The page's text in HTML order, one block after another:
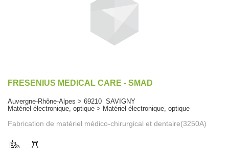
FRESENIUS MEDICAL CARE - SMAD
Auvergne-Rhône-Alpes > 69210 SAVIGNY
Matériel électronique, optique > Matériel électronique, optique
Fabrication de matériel médico-chirurgical et dentaire(3250A)